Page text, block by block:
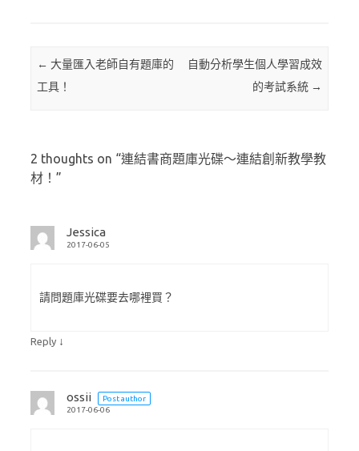
Post navigation
← 大量匯入老師自有題庫的
工具！
自動分析學生個人學習成效
的考試系統 →
2 thoughts on “連結書商題庫光碟～連結創新教學教
材！ ”
Jessica
2017-06-05
請問題庫光碟要去哪裡買？
Reply ↓
ossii
Post author
2017-06-06